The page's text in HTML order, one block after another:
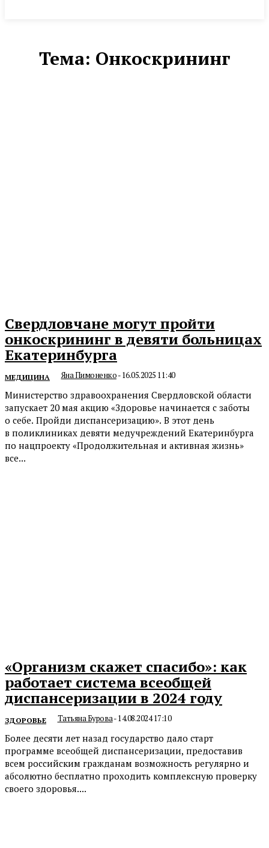
Тема: Онкоскрининг
Свердловчане могут пройти
онкоскрининг в девяти больницах
Екатеринбурга
МЕДИЦИНА Яна Пимоненко- 16.05.2025 11:40
Министерство здравоохранения Свердловской области
запускает 20 мая акцию «Здоровье начинается с заботы
о себе. Пройди диспансеризацию». В этот день
в поликлиниках девяти медучреждений Екатеринбурга
по нацпроекту «Продолжительная и активная жизнь»
все...
«Организм скажет спасибо»: как
работает система всеобщей
диспансеризации в 2024 году
ЗДОРОВЬЕ Татьяна Бурова-14.08.2024 17:10
Более десяти лет назад государство дало старт
программе всеобщей диспансеризации, предоставив
всем российским гражданам возможность регулярно и
абсолютно бесплатно проходить комплексную проверку
своего здоровья....